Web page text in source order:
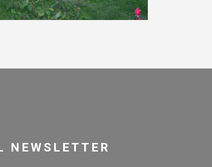
NEWSLETTER